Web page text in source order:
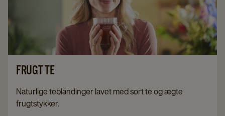
FRUGT TE
Naturlige teblandinger lavet med sort te og ægte
frugtstykker.